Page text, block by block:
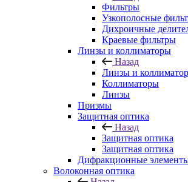
Фильтры
Узкополосные
Дихроичные
Краевые фильтры
Линзы и коллиматоры
Назад
Линзы и
Коллиматоры
Линзы
Призмы
Защитная оптика
Назад
Защитная оптика
Защитная оптика
Дифракционные
Волоконная оптика